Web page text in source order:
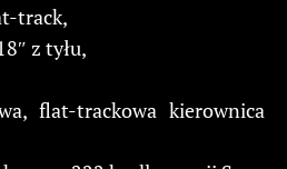
track,
z tyłu,
flat-trackowa kierownica